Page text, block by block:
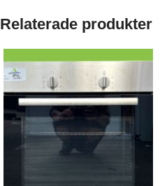
Relaterade produkter